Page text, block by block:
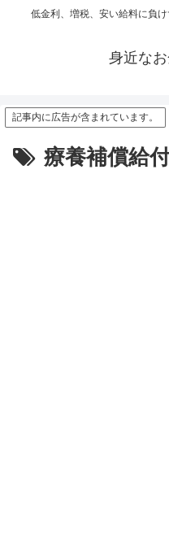
低金利、増税、安い給料に負
身近な
記事内に広告が含まれています。
療養補償給